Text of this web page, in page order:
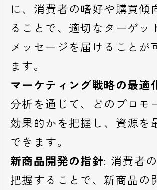
に、消費者の嗜好や購買傾
ることで、適切なターゲッ
メッセージを届けることが
ます。
マーケティング戦略の最適
分析を通じて、どのプロモ
効果的かを把握し、資源を
できます。
新商品開発の指針: 消費者
把握することで、新商品の